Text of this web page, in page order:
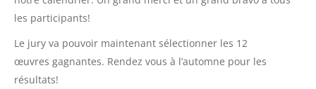
les participants!
Le jury va pouvoir maintenant sélectionner les 12
œuvres gagnantes. Rendez vous à l’automne pour les
résultats!